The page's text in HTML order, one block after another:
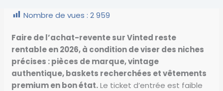
Nombre de vues : 2 959
Faire de l’achat-revente sur Vinted reste
rentable en 2026, à condition de viser des niches
précises : pièces de marque, vintage
authentique, baskets recherchées et vêtements
premium en bon état.Le ticket d’entrée est faible